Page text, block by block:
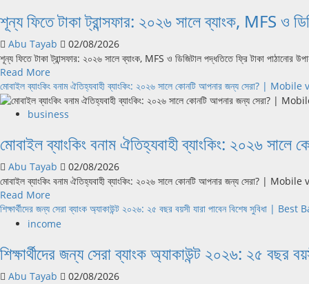
Beginners
টাকা
যেভাবে
|
Bank
Savings
Fast
সেরা
ডিজিটাল
ব্যাংক
২০২৬:
ব্যাংকিংয়ের
নতুন
যুগ
Best
Digital
Banks
in
শূন্য ফিতে টাকা ট্রান্সফার: ২০২৬ সালে ব্যাংক,
Abu Tayab
02/08/2026
শূন্য ফিতে টাকা ট্রান্সফার: ২০২৬ সালে ব্যাংক, MFS ও ডিজিটাল পদ্ধতিতে ফ্রি টাকা পাঠানোর
Read More
more
about
শূন্য
টাকা
ট্রান্সফার:
২০২৬
সালে
MFS
ও
পদ্ধতিতে
ফ্রি
টাকা
মোবাইল ব্যাংকিং বনাম ঐতিহ্যবাহী ব্যাংকিং: ২০২৬ সালে কোনটি আপনার জন্য
business
মোবাইল ব্যাংকিং বনাম ঐতিহ্যবাহী ব্যাংকিং:
Abu Tayab
02/08/2026
মোবাইল ব্যাংকিং বনাম ঐতিহ্যবাহী ব্যাংকিং: ২০২৬ সালে কোনটি আপনার জন্য সেরা? |
Read More
more
about
ব্যাংকিং
বনাম
ঐতিহ্যবাহী
শিক্ষার্থীদের জন্য সেরা ব্যাংক অ্যাকাউন্ট ২০২৬: ২৫ বছর বয়সী যারা পাবেন বিশেষ
income
শিক্ষার্থীদের জন্য সেরা ব্যাংক অ্যাকাউন্ট ২০২৬:
Abu Tayab
02/08/2026